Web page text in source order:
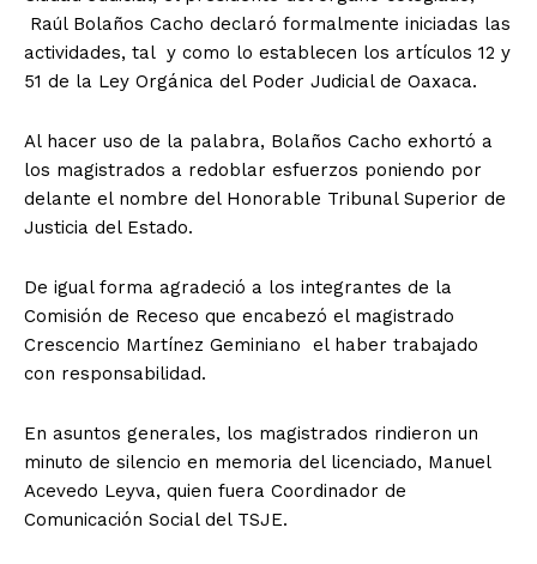
Raúl Bolaños Cacho declaró formalmente iniciadas las
actividades, tal y como lo establecen los artículos 12 y
51 de la Ley Orgánica del Poder Judicial de Oaxaca.
Al hacer uso de la palabra, Bolaños Cacho exhortó a
los magistrados a redoblar esfuerzos poniendo por
delante el nombre del Honorable Tribunal Superior de
Justicia del Estado.
De igual forma agradeció a los integrantes de la
Comisión de Receso que encabezó el magistrado
Crescencio Martínez Geminiano el haber trabajado
con responsabilidad.
En asuntos generales, los magistrados rindieron un
minuto de silencio en memoria del licenciado, Manuel
Acevedo Leyva, quien fuera Coordinador de
Comunicación Social del TSJE.